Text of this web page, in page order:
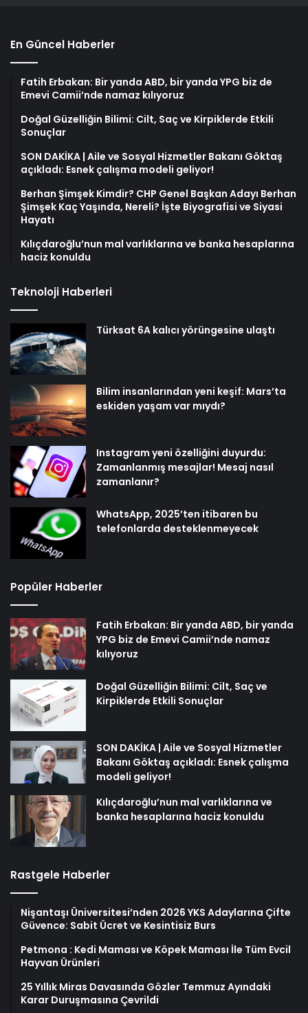
En Güncel Haberler
Fatih Erbakan: Bir yanda ABD, bir yanda YPG biz de
Emevi Camii’nde namaz kılıyoruz
Doğal Güzelliğin Bilimi: Cilt, Saç ve Kirpiklerde Etkili
Sonuçlar
SON DAKİKA | Aile ve Sosyal Hizmetler Bakanı Göktaş
açıkladı: Esnek çalışma modeli geliyor!
Berhan Şimşek Kimdir? CHP Genel Başkan Adayı Berhan
Şimşek Kaç Yaşında, Nereli? İşte Biyografisi ve Siyasi
Hayatı
Kılıçdaroğlu’nun mal varlıklarına ve banka hesaplarına
haciz konuldu
Teknoloji Haberleri
Türksat 6A kalıcı yörüngesine ulaştı
Bilim insanlarından yeni keşif: Mars’ta
eskiden yaşam var mıydı?
Instagram yeni özelliğini duyurdu:
Zamanlanmış mesajlar! Mesaj nasıl
zamanlanır?
WhatsApp, 2025’ten itibaren bu
telefonlarda desteklenmeyecek
Popüler Haberler
Fatih Erbakan: Bir yanda ABD, bir yanda
YPG biz de Emevi Camii’nde namaz
kılıyoruz
Doğal Güzelliğin Bilimi: Cilt, Saç ve
Kirpiklerde Etkili Sonuçlar
SON DAKİKA | Aile ve Sosyal Hizmetler
Bakanı Göktaş açıkladı: Esnek çalışma
modeli geliyor!
Kılıçdaroğlu’nun mal varlıklarına ve
banka hesaplarına haciz konuldu
Rastgele Haberler
Nişantaşı Üniversitesi’nden 2026 YKS Adaylarına Çifte
Güvence: Sabit Ücret ve Kesintisiz Burs
Petmona : Kedi Maması ve Köpek Maması İle Tüm Evcil
Hayvan Ürünleri
25 Yıllık Miras Davasında Gözler Temmuz Ayındaki
Karar Duruşmasına Çevrildi